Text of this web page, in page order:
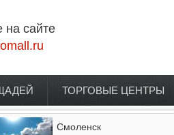
сайте
ТОРГОВЫЕ ЦЕНТРЫ
Смоленск